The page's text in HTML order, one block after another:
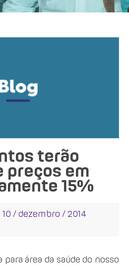
terão
preços em
15%
10 / dezembro / 2014
área da saúde do nosso